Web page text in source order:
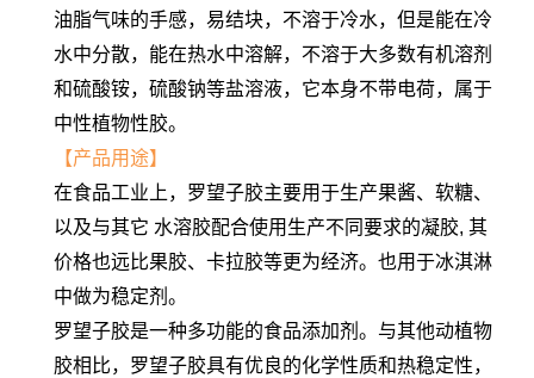
油脂气味的手感，易结块，不溶于冷水，但是能在冷
水中分散，能在热水中溶解，不溶于大多数有机溶剂
和硫酸铵，硫酸钠等盐溶液，它本身不带电荷，属于
中性植物性胶。
【产品用途】
在食品工业上，罗望子胶主要用于生产果酱、软糖、
以及与其它 水溶胶配合使用生产不同要求的凝胶, 其
价格也远比果胶、卡拉胶等更为经济。也用于冰淇淋
中做为稳定剂。
罗望子胶是一种多功能的食品添加剂。与其他动植物
胶相比，罗望子胶具有优良的化学性质和热稳定性，